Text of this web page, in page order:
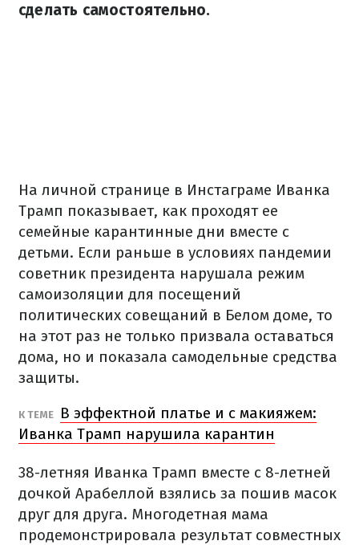
сделать самостоятельно.
На личной странице в Инстаграме Иванка
Трамп показывает, как проходят ее
семейные карантинные дни вместе с
детьми. Если раньше в условиях пандемии
советник президента нарушала режим
самоизоляции для посещений
политических совещаний в Белом доме, то
на этот раз не только призвала оставаться
дома, но и показала самодельные средства
защиты.
К ТЕМЕ
В эффектной платье и с макияжем:
Иванка Трамп нарушила карантин
38-летняя Иванка Трамп вместе с 8-летней
дочкой Арабеллой взялись за пошив масок
друг для друга. Многодетная мама
продемонстрировала результат совместных